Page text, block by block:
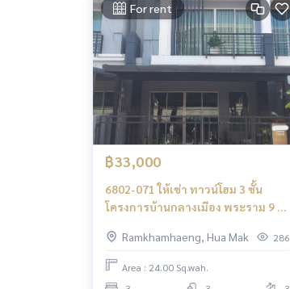
For rent
฿33,000
6802-071 ให้เช่า ทาวน์โฮม 3 ชั้น
โครงการบ้านกลางเมือง พระราม 9 -
Ramkhamhaeng, Hua Mak
286
Area : 24.00 Sq.wah.